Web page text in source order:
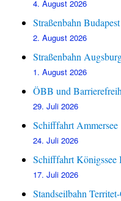
4. August 2026
Straßenbahn Budapest
2. August 2026
Straßenbahn
1. August 2026
ÖBB und
29. Juli 2026
Schifffahrt Ammersee
24. Juli 2026
Schifffahrt Königssee
17. Juli 2026
Standseilbahn